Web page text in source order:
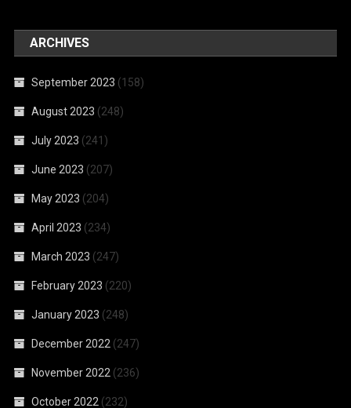
ARCHIVES
September 2023 (158)
August 2023 (248)
July 2023 (241)
June 2023 (207)
May 2023 (204)
April 2023 (234)
March 2023 (247)
February 2023 (220)
January 2023 (248)
December 2022 (247)
November 2022 (236)
October 2022 (232)